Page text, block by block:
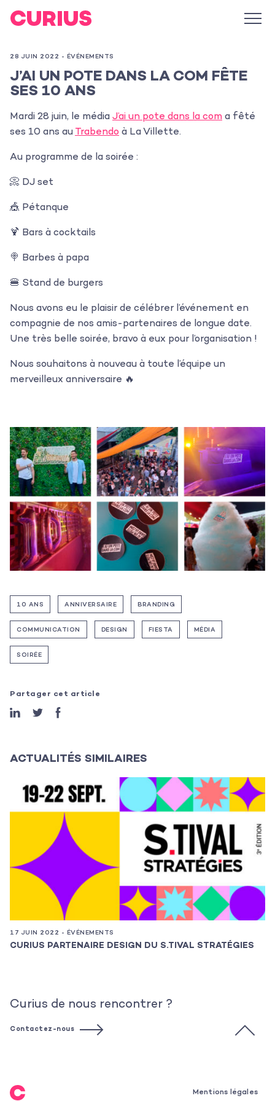
L’agence
Les projets
Les actualités
L’équipe
Contact
28 JUIN 2022 - ÉVÉNEMENTS
J’AI UN POTE DANS LA COM FÊTE
SES 10 ANS
Mardi 28 juin, le média J’ai un pote dans la com a fêté
ses 10 ans auTrabendo à La Villette.
Au programme de la soirée :
📀 DJ set
🎪 Pétanque
🍹 Bars à cocktails
🍭 Barbes à papa
🍔 Stand de burgers
Nous avons eu le plaisir de célébrer l’événement en
compagnie de nos amis-partenaires de longue date.
Une très belle soirée, bravo à eux pour l’organisation !
Nous souhaitons à nouveau à toute l’équipe un
merveilleux anniversaire 🔥
10 ANS ANNIVERSAIRE BRANDING
COMMUNICATION DESIGN FIESTA MÉDIA
SOIRÉE
Partager cet article
ACTUALITÉS SIMILAIRES
17 JUIN 2022 - ÉVÉNEMENTS
CURIUS PARTENAIRE DESIGN DU S.TIVAL STRATÉGIES
Curius de nous rencontrer ?
Contactez-nous
Mentions légales